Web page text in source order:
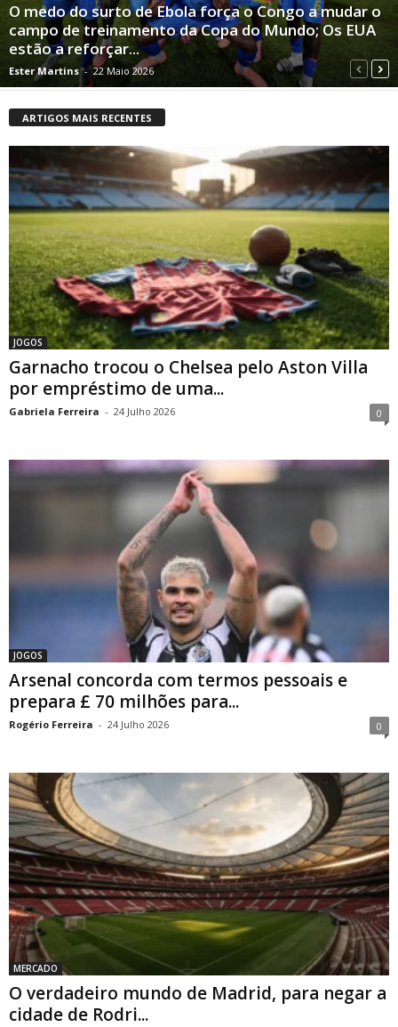
O medo do surto de Ebola força o Congo a mudar o
campo de treinamento da Copa do Mundo; Os EUA
estão a reforçar...
Ester Martins - 22 Maio 2026
ARTIGOS MAIS RECENTES
JOGOS
Garnacho trocou o Chelsea pelo Aston Villa
por empréstimo de uma...
Gabriela Ferreira - 24 Julho 2026 0
JOGOS
Arsenal concorda com termos pessoais e
prepara £ 70 milhões para...
Rogério Ferreira - 24 Julho 2026 0
MERCADO
O verdadeiro mundo de Madrid, para negar a
cidade de Rodri...